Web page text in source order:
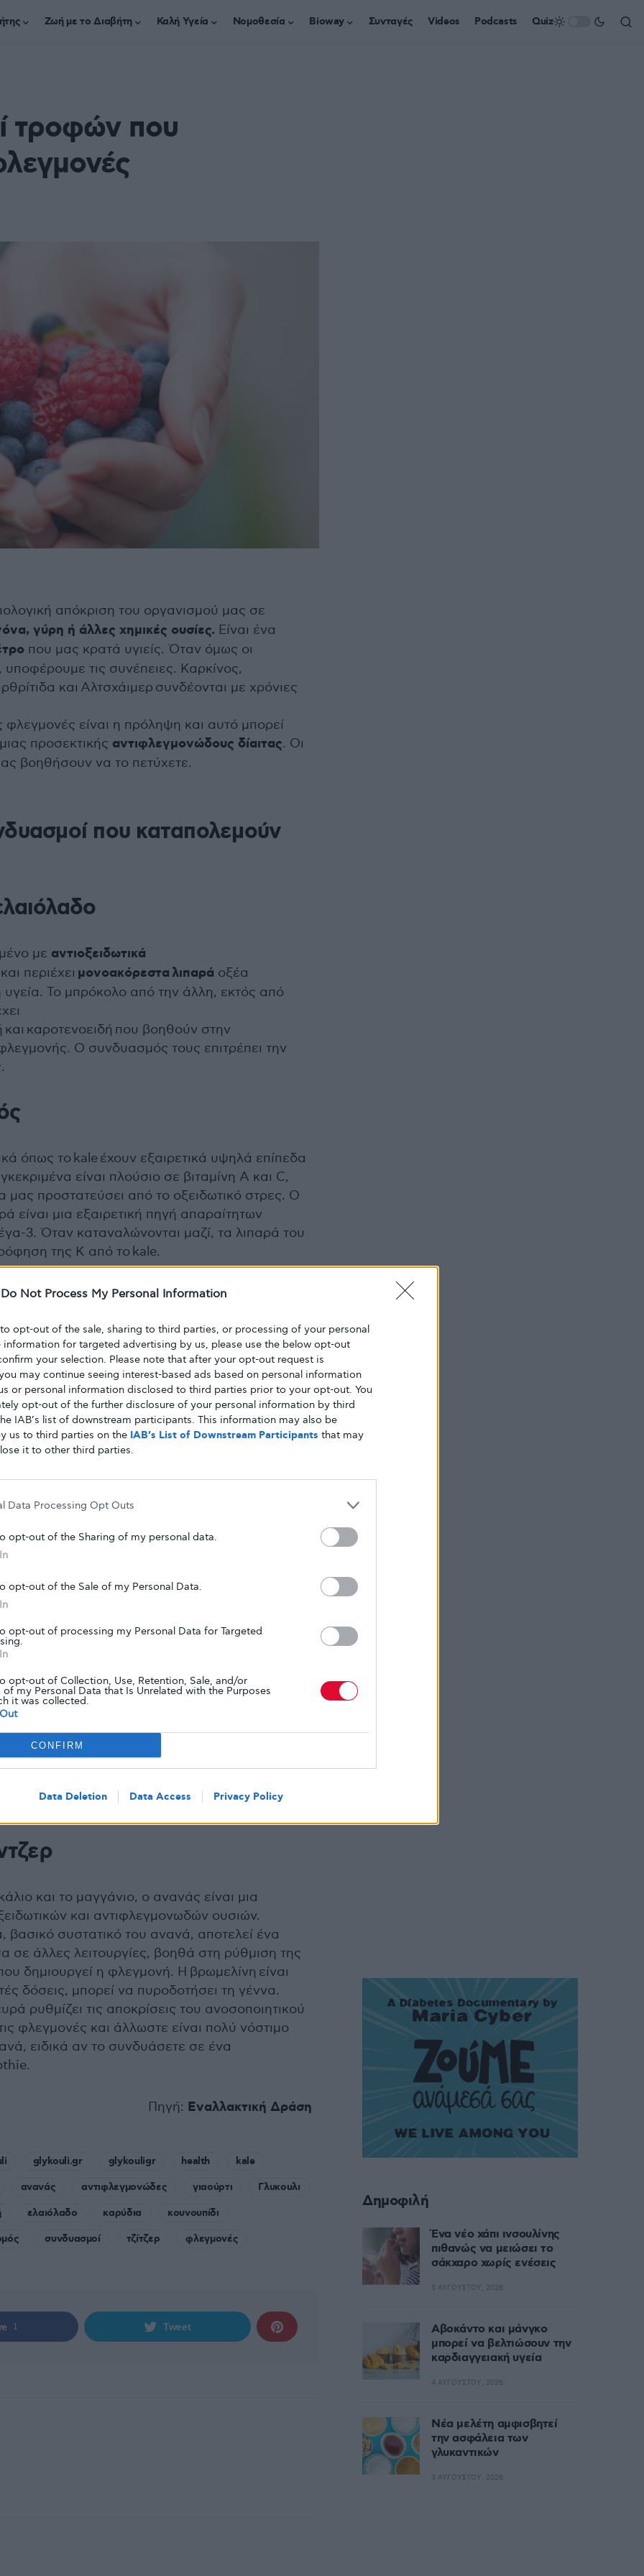
Do Not Process My Personal Information
opt-out of the sale, sharing to third parties, or processing of your personal
information for targeted advertising by us, please use the below opt-out
your selection. Please note that after your opt-out request is
may continue seeing interest-based ads based on personal information
or personal information disclosed to third parties prior to your opt-out. You
opt-out of the further disclosure of your personal information by third
IAB’s list of downstream participants. This information may also be
us to third parties on the IAB’s List of Downstream Participants that may
it to other third parties.
Data Processing Opt Outs
opt-out of the Sharing of my personal data.
opt-out of the Sale of my Personal Data.
opt-out of processing my Personal Data for Targeted
opt-out of Collection, Use, Retention, Sale, and/or
of my Personal Data that Is Unrelated with the Purposes
it was collected.
CONFIRM
Data Deletion Data Access Privacy Policy
Ζωή με το Διαβήτη Καλή Υγεία Νομοθεσία Bioway Συνταγές Videos Podcasts Quiz
τροφών που
απόκριση του οργανισμού μας σε
γύρη ή άλλες χημικές ουσίες. Είναι ένα
που μας κρατά υγιείς. Όταν όμως οι
υποφέρουμε τις συνέπειες. Καρκίνος,
και Αλτσχάιμερ συνδέονται με χρόνιες
φλεγμονές είναι η πρόληψη και αυτό μπορεί
προσεκτικής αντιφλεγμονώδους δίαιτας. Οι
βοηθήσουν να το πετύχετε.
που καταπολεμούν
με αντιοξειδωτικά
και περιέχει μονοακόρεστα λιπαρά οξέα
υγεία. Το μπρόκολο από την άλλη, εκτός από
και καροτενοειδή που βοηθούν στην
Ο συνδυασμός τους επιτρέπει την
όπως το kaleέχουν εξαιρετικά υψηλά επίπεδα
είναι πλούσιο σε βιταμίνη Α και C,
μας προστατεύσει από το οξειδωτικό στρες. Ο
είναι μια εξαιρετική πηγή απαραίτητων
3. Όταν καταναλώνονται μαζί, τα λιπαρά του
της Κ από το kale.
κουρκουμάς
αντιφλεγμονώδεις διαθέσιμες
Η δράση της είναι συγκρίσιμη με εκείνη
Το κουνουπίδι από την άλλη ανήκει
το μπρόκολο. Πλούσιο σε βιταμίνες C και Κ,
σας φίλοι αρχίζουν τον τελευταίο καιρό
Αυτό οφείλεται στο γεγονός ότι αποτελούν
που βοηθά τους μυς του σώματος να
Το κόκκινο χρώμα των παντζαριών
όπως και το σκούρο μωβ χρώμα
τις ανθοκυανίνες. Και οι δύο ουσίες είναι
Γι’ αυτό μη φοβάστε να τα αναμιγνύετε σε
παραδοσιακό γιαούρτι και όχι σε
Γιατί το ελληνικό γιαούρτι είναι σπουδαία
τα οποία διατηρούν υγιές το γαστρεντερικό
αυτά λειτουργούν ως πρεβιοτικά. Τα
τα περιέχονται στο γιαούρτι.
και το μαγγάνιο, ο ανανάς είναι μια
και αντιφλεγμονωδών ουσιών.
βασικό συστατικό του ανανά, αποτελεί ένα
σε άλλες λειτουργίες, βοηθά στη ρύθμιση της
δημιουργεί η φλεγμονή. Η βρωμελίνη είναι
δόσεις, μπορεί να πυροδοτήσει τη γέννα.
ρυθμίζει τις αποκρίσεις του ανοσοποιητικού
φλεγμονές και άλλωστε είναι πολύ νόστιμο
ειδικά αν το συνδυάσετε σε ένα
Πηγή: Εναλλακτική Δράση
glykouli.gr glykouligr health
kale
ανανάς αντιφλεγμονώδες γιαούρτι
Γλυκουλι
ελαιόλαδο καρύδια
κουνουπίδι
συνδυασμοί τζίτζερ φλεγμονές
1 Tweet
Δημοφιλή
Ένα νέο χάπι ινσουλίνης
πιθανώς να μειώσει το
σάκχαρο χωρίς ενέσεις
5 ΑΥΓΟΎΣΤΟΥ, 2026
Αβοκάντο και μάνγκο
μπορεί να βελτιώσουν την
καρδιαγγειακή υγεία
4 ΑΥΓΟΎΣΤΟΥ, 2026
Nέα μελέτη αμφισβητεί
την ασφάλεια των
γλυκαντικών
3 ΑΥΓΟΎΣΤΟΥ, 2026